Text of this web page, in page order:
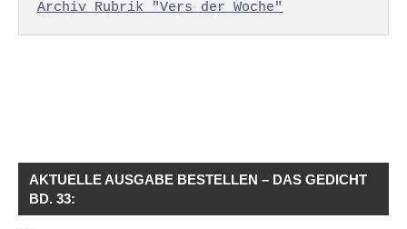
Archiv Rubrik "Vers der Woche"
AKTUELLE AUSGABE BESTELLEN – DAS GEDICHT
BD. 33: